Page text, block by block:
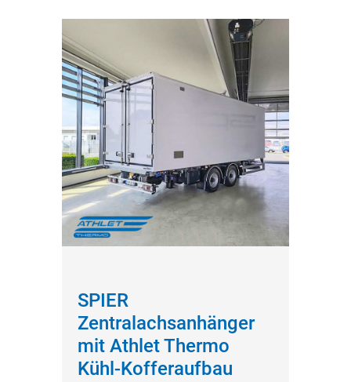
SPIER
Zentralachsanhänger
mit Athlet Thermo
Kühl-Kofferaufbau